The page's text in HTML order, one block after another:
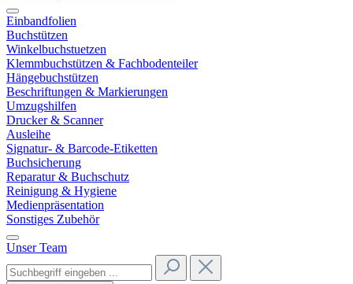
Einbandfolien
Buchstützen
Winkelbuchstuetzen
Klemmbuchstützen & Fachbodenteiler
Hängebuchstützen
Beschriftungen & Markierungen
Umzugshilfen
Drucker & Scanner
Ausleihe
Signatur- & Barcode-Etiketten
Buchsicherung
Reparatur & Buchschutz
Reinigung & Hygiene
Medienpräsentation
Sonstiges Zubehör
Unser Team